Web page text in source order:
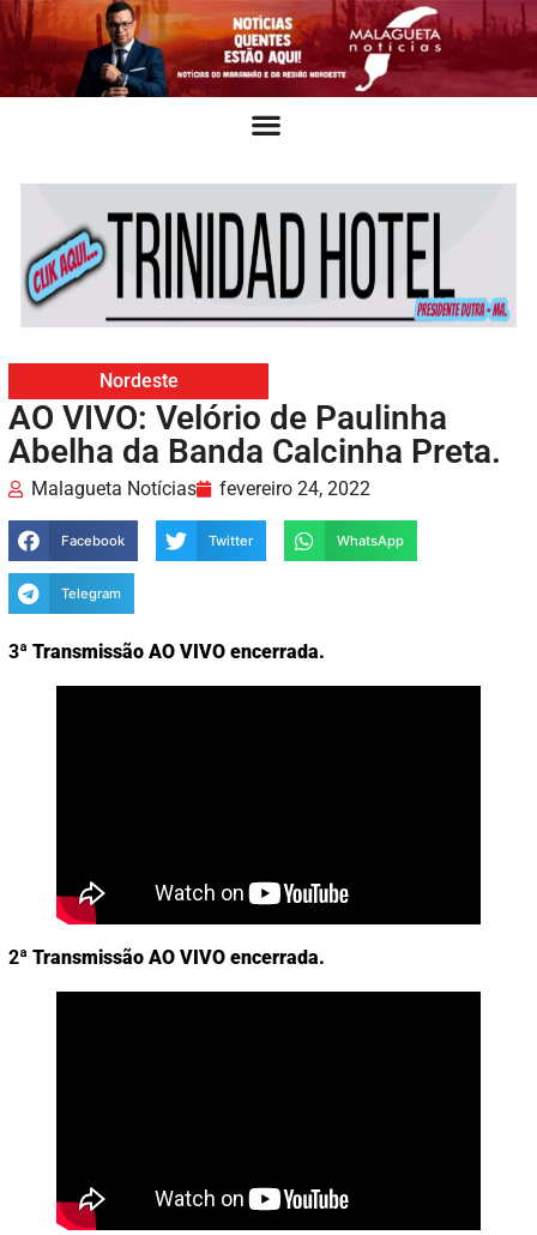
Nordeste
AO VIVO: Velório de Paulinha
Abelha da Banda Calcinha Preta.
Malagueta Notícias fevereiro 24, 2022
Facebook Twitter WhatsApp
Telegram
3ª Transmissão AO VIVO encerrada.
2ª Transmissão AO VIVO encerrada.